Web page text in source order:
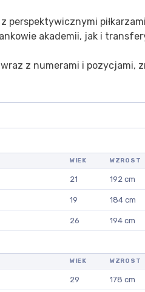
perspektywicznymi
akademii, jak i
z numerami i pozycjami,
WIEK WZROST
21 192 cm
19 184 cm
26 194 cm
WIEK WZROST
29 178 cm